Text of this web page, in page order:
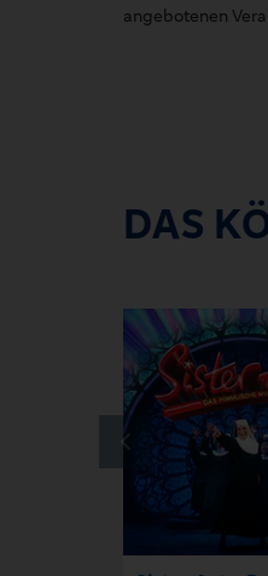
angebotenen
DAS